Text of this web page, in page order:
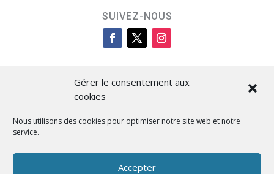
Gérer le consentement aux
cookies
Nous utilisons des cookies pour optimiser notre site web et notre
service.
Accepter
SUIVEZ-NOUS
Cità di L’Isula